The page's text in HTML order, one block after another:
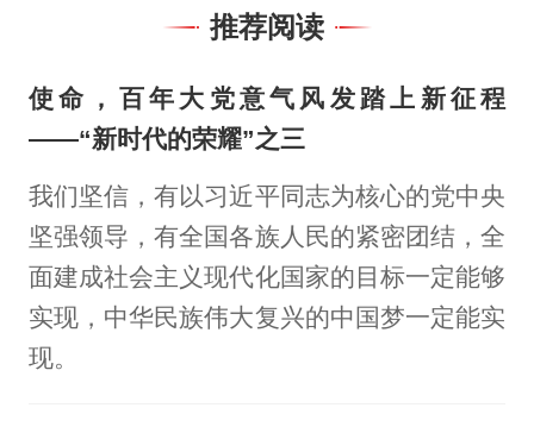
推荐阅读
使命，百年大党意气风发踏上新征程
——“新时代的荣耀”之三
我们坚信，有以习近平同志为核心的党中央
坚强领导，有全国各族人民的紧密团结，全
面建成社会主义现代化国家的目标一定能够
实现，中华民族伟大复兴的中国梦一定能实
现。